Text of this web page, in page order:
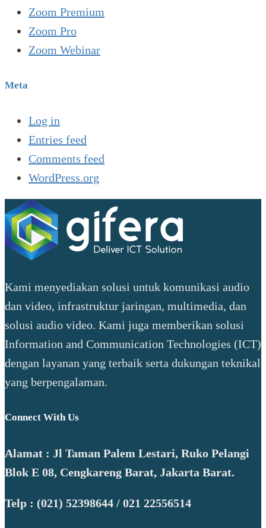
Zoom Premium
Zoom Pro
Zoom Webinar
Meta
Log in
Entries feed
Comments feed
WordPress.org
Kami menyediakan solusi untuk komunikasi audio
dan video, infrastruktur jaringan, multimedia, dan
solusi audio video. Kami juga memberikan solusi
Information and Communication Technologies (ICT)
dengan layanan yang terbaik serta dukungan teknikal
yang berpengalaman.
Connect With Us
Alamat : Jl Taman Palem Lestari, Ruko Pelangi
Blok E 08, Cengkareng Barat, Jakarta Barat.
Telp : (021) 52398644 / 021 22556514